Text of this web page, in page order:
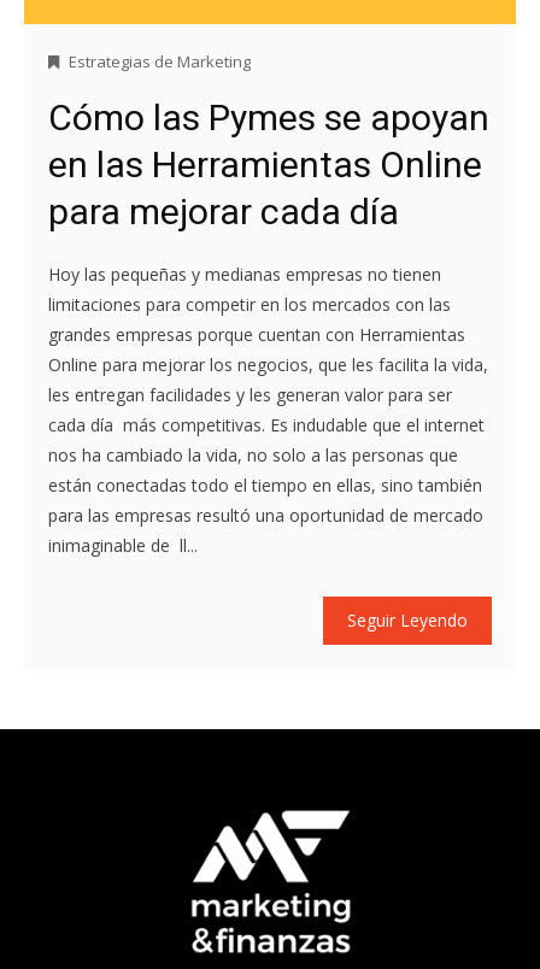
Estrategias de Marketing
Cómo las Pymes se apoyan
en las Herramientas Online
para mejorar cada día
Hoy las pequeñas y medianas empresas no tienen
limitaciones para competir en los mercados con las
grandes empresas porque cuentan con Herramientas
Online para mejorar los negocios, que les facilita la vida,
les entregan facilidades y les generan valor para ser
cada día más competitivas. Es indudable que el internet
nos ha cambiado la vida, no solo a las personas que
están conectadas todo el tiempo en ellas, sino también
para las empresas resultó una oportunidad de mercado
inimaginable de ll...
Seguir Leyendo